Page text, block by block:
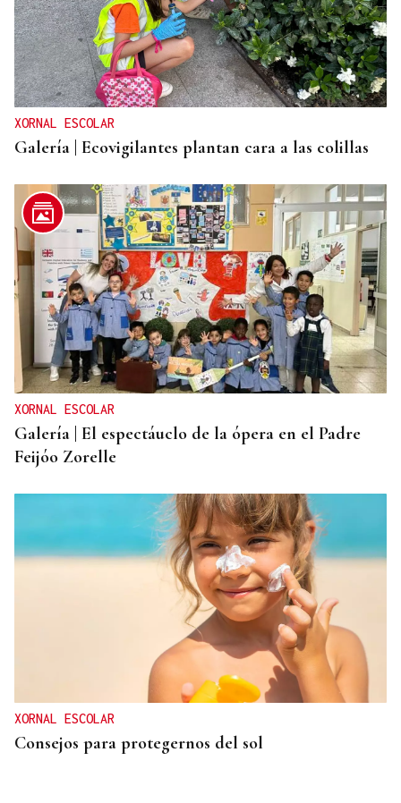
XORNAL ESCOLAR
Galería | Ecovigilantes plantan cara a las colillas
XORNAL ESCOLAR
Galería | El espectáuclo de la ópera en el Padre
Feijóo Zorelle
XORNAL ESCOLAR
Consejos para protegernos del sol